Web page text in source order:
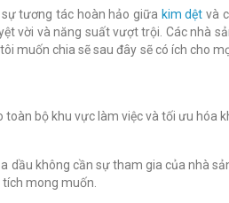
tương tác hoàn hảo giữa kim dệt và
vời và năng suất vượt trội. Các nhà
muốn chia sẽ sau đây sẽ có ích cho
bộ khu vực làm việc và tối ưu hóa
không cần sự tham gia của nhà
mong muốn.